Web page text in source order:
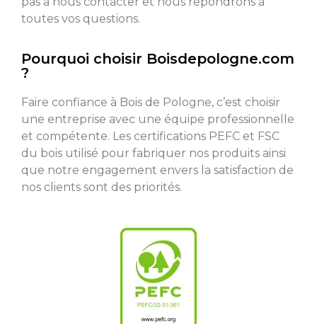
toutes vos questions.
Pourquoi choisir Boisdepologne.com
?
Faire confiance à Bois de Pologne, c’est choisir
une entreprise avec une équipe professionnelle
et compétente. Les certifications PEFC et FSC
du bois utilisé pour fabriquer nos produits ainsi
que notre engagement envers la satisfaction de
nos clients sont des priorités.